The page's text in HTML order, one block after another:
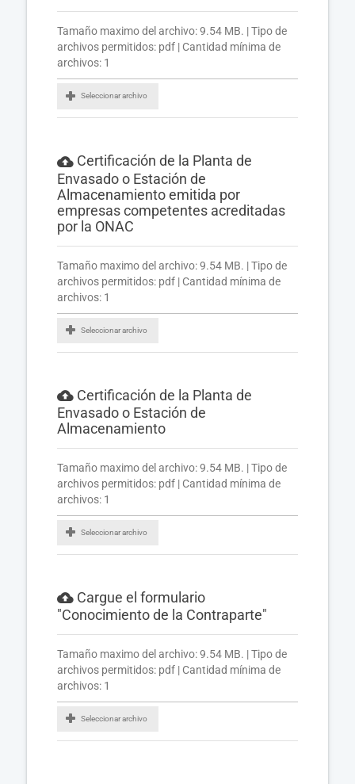
Tamaño maximo del archivo: 9.54 MB. | Tipo de
archivos permitidos: pdf | Cantidad mínima de
archivos: 1
Seleccionar archivo
Certificación de la Planta de
Envasado o Estación de
Almacenamiento emitida por
empresas competentes acreditadas
por la ONAC
Tamaño maximo del archivo: 9.54 MB. | Tipo de
archivos permitidos: pdf | Cantidad mínima de
archivos: 1
Seleccionar archivo
Certificación de la Planta de
Envasado o Estación de
Almacenamiento
Tamaño maximo del archivo: 9.54 MB. | Tipo de
archivos permitidos: pdf | Cantidad mínima de
archivos: 1
Seleccionar archivo
Cargue el formulario
"Conocimiento de la Contraparte"
Tamaño maximo del archivo: 9.54 MB. | Tipo de
archivos permitidos: pdf | Cantidad mínima de
archivos: 1
Seleccionar archivo